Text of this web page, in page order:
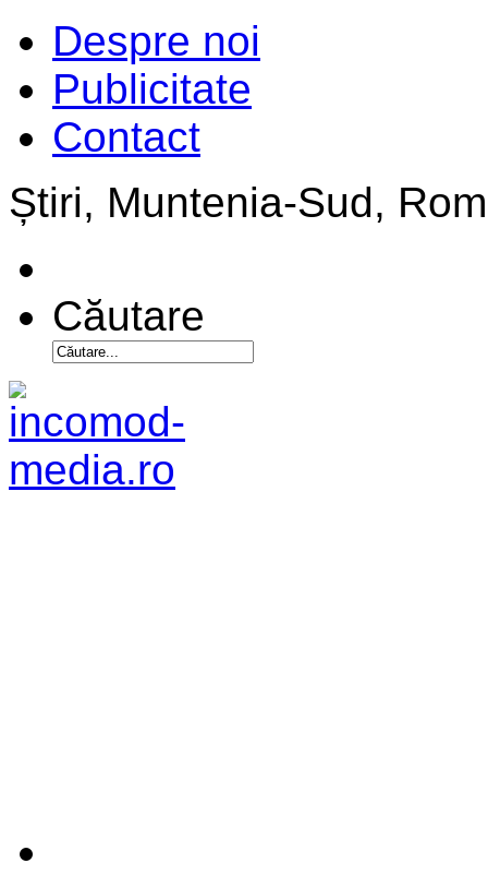
Despre noi
Publicitate
Contact
Știri, Muntenia-Sud,
Căutare